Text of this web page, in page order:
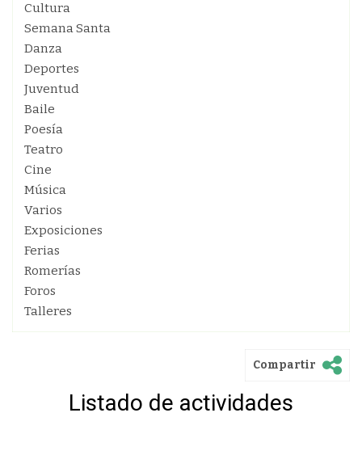
Cultura
Semana Santa
Danza
Deportes
Juventud
Baile
Poesía
Teatro
Cine
Música
Varios
Exposiciones
Ferias
Romerías
Foros
Talleres
Compartir
Listado de actividades